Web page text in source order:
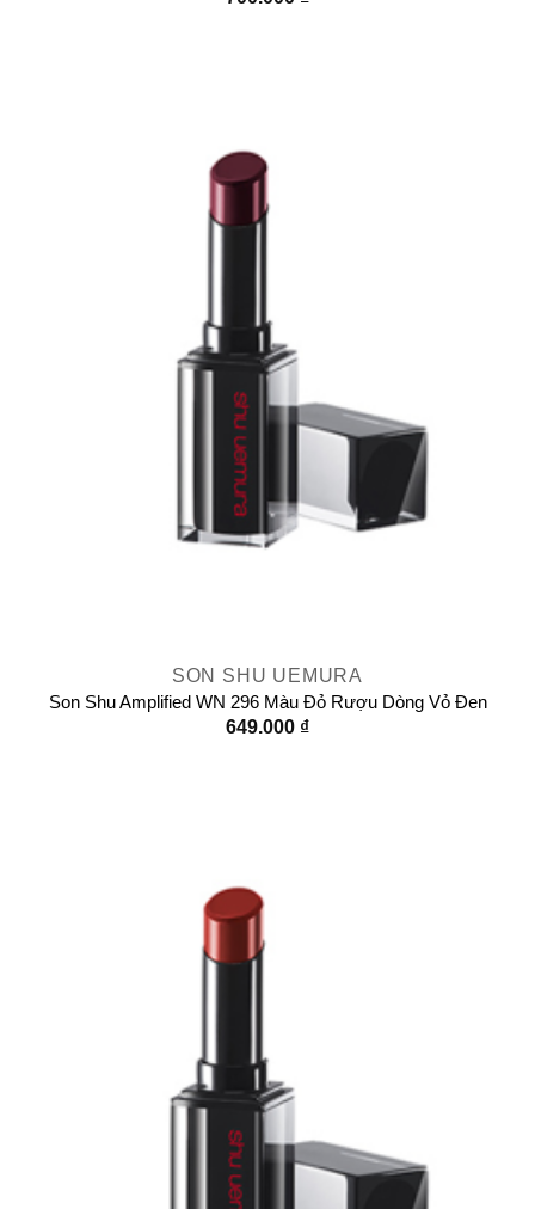
SON SHU UEMURA
Son Shu Amplified WN 296 Màu Đỏ Rượu Dòng Vỏ Đen
649.000 ₫